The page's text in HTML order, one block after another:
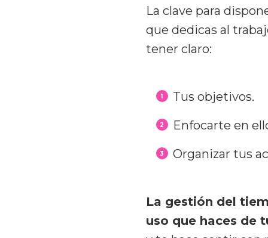
La clave para
que dedicas al
tener claro:
Tus objetivos.
Enfocarte en
Organizar tus
La gestión del
uso que haces de